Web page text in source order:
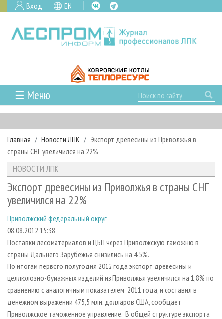
Вход EN
☰ Меню
ГЛАВНАЯ
РУБРИКИ И ТЕМЫ
РУБРИКИ ЖУРНАЛА
ЛЕСОЗАГОТОВКА
ЛЕСОПИЛЕНИЕ
СУШКА ДРЕВЕСИНЫ
ПРОИЗВОДСТВО ДРЕВЕСНЫХ ПЛИТ
ДЕРЕВЯННОЕ ДОМОСТРОЕНИЕ
ПРОИЗВОДСТВО МЕБЕЛИ
БИОЭНЕРГЕТИКА
ЦБП
НОВОСТИ
НОВОСТИ ЛПК
НОВОСТИ ЖУРНАЛА
ПРОЕКТЫ ЛПИ
АНАЛИТИКА
ПРЕДПРИЯТИЯ ЛПК
ПЕРСОНЫ
МОБИЛЬНЫЕ ВЫСТАВКИ
ОФИЦИАЛЬНЫЕ ДЕЛЕГАЦИИ
ПРИОРИТЕТНЫЕ ИНВЕСТПРОЕКТЫ
RUSSIAN FORESTRY REVIEW
ГАЗЕТА ЛЕСПРОМФОРУМ
АРХИВ ЖУРНАЛОВ
О ЖУРНАЛЕ
ПОДПИСКА
КОНТАКТЫ
РЕКЛАМОДАТЕЛЯМ
РЕКЛАМА
РЕКЛАМА НА САЙТЕ
Главная Новости ЛПК
Экспорт древесины из Приволжья в
страны СНГ увеличился на 22%
НОВОСТИ ЛПК
Экспорт древесины из Приволжья в страны СНГ
увеличился на 22%
Приволжский федеральный округ
08.08.2012 15:38
Поставки лесоматериалов и ЦБП через Приволжскую таможню в
страны Дальнего Зарубежья снизились на 4,5%.
По итогам первого полугодия 2012 года экспорт древесины и
целлюлозно-бумажных изделий из Приволжья увеличился на 1,8% по
сравнению с аналогичным показателем 2011 года, и составил в
денежном выражении 475,5 млн. долларов США, сообщает
Приволжское таможенное управление. В общей структуре экспорта